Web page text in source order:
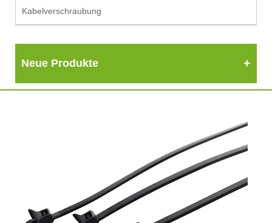
Kabelverschraubung
Neue Produkte